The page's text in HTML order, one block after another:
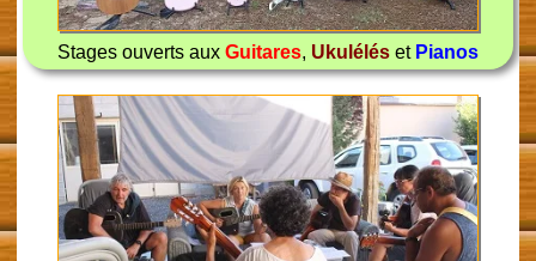
Stages ouverts aux Guitares, Ukuléléset Pianos